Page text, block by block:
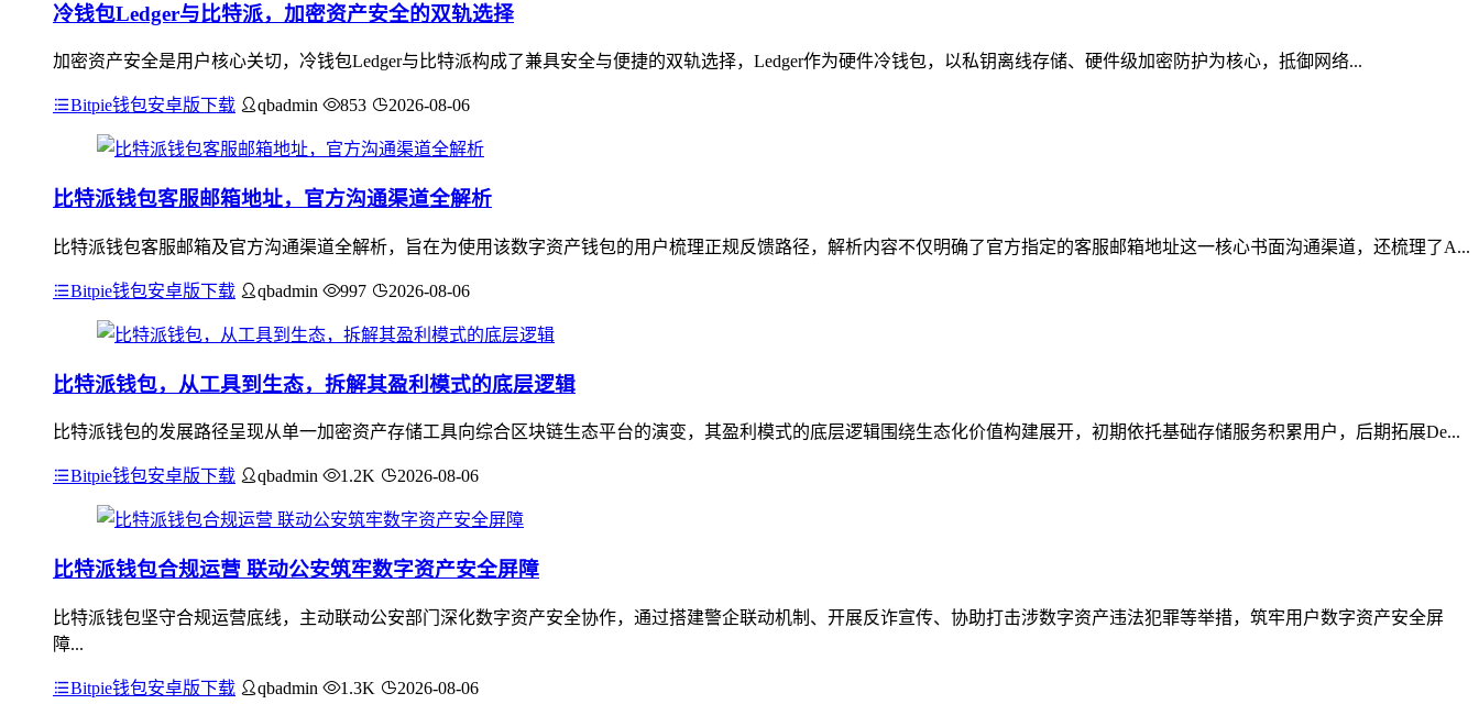
冷钱包Ledger与比特派，加密资产安全的双轨选择
加密资产安全是用户核心关切，冷钱包Ledger与比特派构成了兼具安全与便捷的双轨选择，Ledger作为硬件冷钱包，以私钥离线存储、硬件级加密防护为核心，抵御网络...
Bitpie钱包安卓版下载 qbadmin 853 2026-08-06
比特派钱包客服邮箱地址，官方沟通渠道全解析
比特派钱包客服邮箱及官方沟通渠道全解析，旨在为使用该数字资产钱包的用户梳理正规反馈路径，解析内容不仅明确了官方指定的客服邮箱地址这一核心书面沟通渠道，还梳理了A...
Bitpie钱包安卓版下载 qbadmin 997 2026-08-06
比特派钱包，从工具到生态，拆解其盈利模式的底层逻辑
比特派钱包的发展路径呈现从单一加密资产存储工具向综合区块链生态平台的演变，其盈利模式的底层逻辑围绕生态化价值构建展开，初期依托基础存储服务积累用户，后期拓展De...
Bitpie钱包安卓版下载 qbadmin 1.2K 2026-08-06
比特派钱包合规运营 联动公安筑牢数字资产安全屏障
比特派钱包坚守合规运营底线，主动联动公安部门深化数字资产安全协作，通过搭建警企联动机制、开展反诈宣传、协助打击涉数字资产违法犯罪等举措，筑牢用户数字资产安全屏
障...
Bitpie钱包安卓版下载 qbadmin 1.3K 2026-08-06